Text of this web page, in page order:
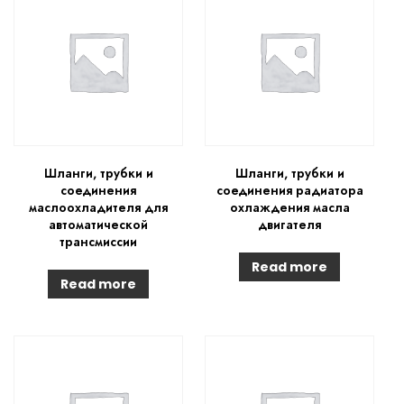
Шланги, трубки и
соединения
маслоохладителя для
автоматической
трансмиссии
Read more
Шланги, трубки и
соединения радиатора
охлаждения масла
двигателя
Read more